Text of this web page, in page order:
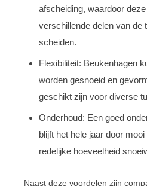
afscheiding, waardoor
verschillende delen van de
scheiden.
Flexibiliteit: Beukenhagen
worden gesnoeid en
geschikt zijn voor diverse
Onderhoud: Een goed
blijft het hele jaar door
redelijke hoeveelheid
Naast deze voordelen zijn